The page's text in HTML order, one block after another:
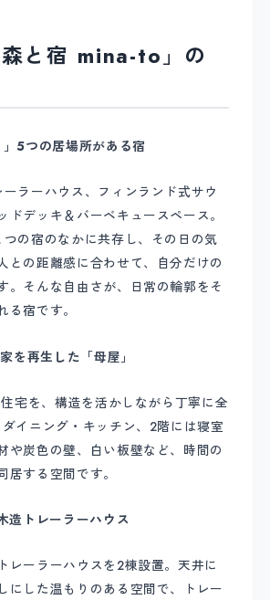
と宿 mina-to」の
5つの居場所がある宿
ラーハウス、フィンランド式サウ
ドデッキ＆バーベキュースペース。
の宿のなかに共存し、その日の気
との距離感に合わせて、自分だけの
。そんな自由さが、日常の輪郭をそ
る宿です。
を再生した「母屋」
宅を、構造を活かしながら丁寧に全
イニング・キッチン、2階には寝室
や炭色の壁、白い板壁など、時間の
居する空間です。
造トレーラーハウス
レーラーハウスを2棟設置。天井に
にした温もりのある空間で、トレー